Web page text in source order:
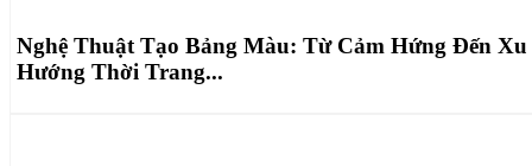
Nghệ Thuật Tạo Bảng Màu: Từ Cảm Hứng Đến Xu
Hướng Thời Trang...